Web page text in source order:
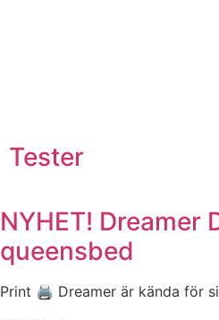
Tester
NYHET! Dreamer
queensbed
Print 🖨 Dreamer är kända för